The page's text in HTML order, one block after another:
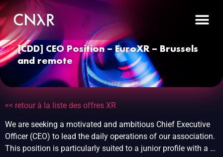
[CDD] CEO Position – EuroXR – Brussels
and remote
<< retour à la liste des offres XR
We are seeking a motivated and ambitious Chief Executive
Officer (CEO) to lead the daily operations of our association.
This position is particularly suited to a junior profile with a …